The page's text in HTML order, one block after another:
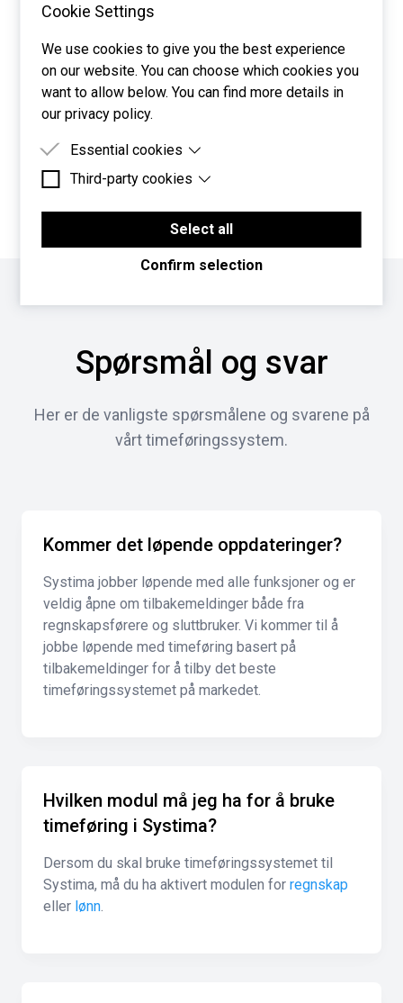
regnskapsfører. Endelig et regnskapssystem som
regnskapsfører og sluttbruker. Behovet for å ha tung IT
kompetanse, eller superbruker er gjort fullstendig
unødvendig hos Systima Regnskap. Det har vært enklere
å onboarde en ny kunde, fra bankintegrasjon på 2
minutter, til forenklet overførsel av saldobalanse,
reskontro og lønn."
Spørsmål og svar
Her er de vanligste spørsmålene og svarene på
vårt timeføringssystem.
Kommer det løpende oppdateringer?
Systima jobber løpende med alle funksjoner og er
veldig åpne om tilbakemeldinger både fra
regnskapsførere og sluttbruker. Vi kommer til å
jobbe løpende med timeføring basert på
tilbakemeldinger for å tilby det beste
timeføringssystemet på markedet.
Hvilken modul må jeg ha for å bruke
timeføring i Systima?
Dersom du skal bruke timeføringssystemet til
Systima, må du ha aktivert modulen for regnskap
eller lønn.
Cookie Settings
We use cookies to give you the best experience
on our website. You can choose which cookies you
want to allow below. You can find more details in
our privacy policy.
Essential cookies
Essential cookies are cookies that are needed for
Third-party cookies
Third-party cookies are cookies set by third-party
software to enable features such as Google
Maps.
Select all
Confirm selection